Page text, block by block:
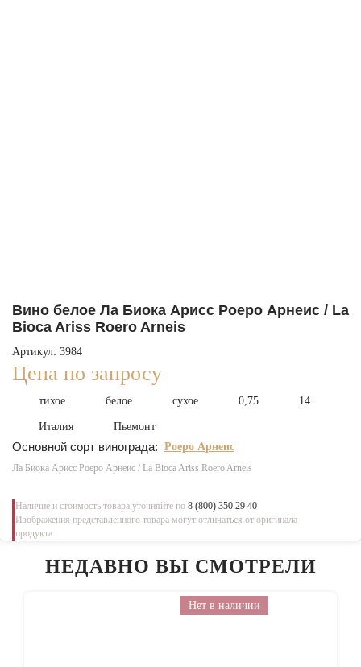
Вино белое Ла Биока Арисс Роеро Арнеис / La
Bioca Ariss Roero Arneis
Артикул: 3984
Цена по запросу
тихое белое сухое 0,75 14
Италия Пьемонт
Основной сорт винограда: Роеро Арнеис
Ла Биока Арисс Роеро Арнеис / La Bioca Ariss Roero Arneis
Наличие и стоимость товара уточняйте по 8 (800) 350 29 40
Изображения представленного товара могут отличаться от оригинала
продукта
НЕДАВНО ВЫ СМОТРЕЛИ
Нет в наличии